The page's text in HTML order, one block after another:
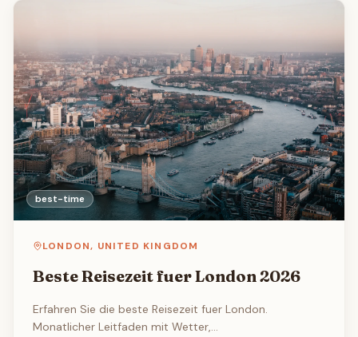
best-time
LONDON, UNITED KINGDOM
Beste Reisezeit fuer London 2026
Erfahren Sie die beste Reisezeit fuer London.
Monatlicher Leitfaden mit Wetter,